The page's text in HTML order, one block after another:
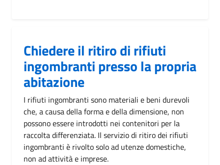
Chiedere il ritiro di rifiuti
ingombranti presso la propria
abitazione
I rifiuti ingombranti sono materiali e beni durevoli
che, a causa della forma e della dimensione, non
possono essere introdotti nei contenitori per la
raccolta differenziata. Il servizio di ritiro dei rifiuti
ingombranti è rivolto solo ad utenze domestiche,
non ad attività e imprese.